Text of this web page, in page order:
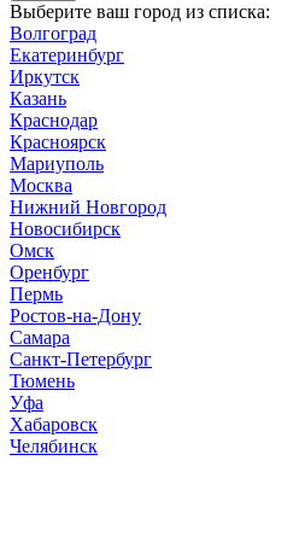
Выберите ваш город из списка:
Волгоград
Екатеринбург
Иркутск
Казань
Краснодар
Красноярск
Мариуполь
Москва
Нижний Новгород
Новосибирск
Омск
Оренбург
Пермь
Ростов-на-Дону
Самара
Санкт-Петербург
Тюмень
Уфа
Хабаровск
Челябинск